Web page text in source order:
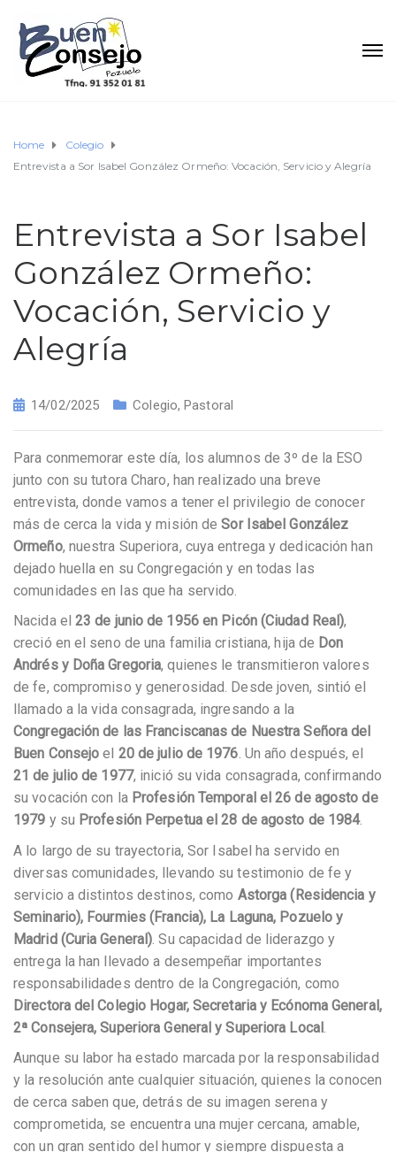
Home
Colegio
Entrevista a Sor Isabel González Ormeño: Vocación, Servicio y Alegría
Entrevista a Sor Isabel
González Ormeño:
Vocación, Servicio y
Alegría
14/02/2025 Colegio,Pastoral
Para conmemorar este día, los alumnos de 3º de la ESO
junto con su tutora Charo, han realizado una breve
entrevista, donde vamos a tener el privilegio de conocer
más de cerca la vida y misión deSor Isabel González
Ormeño, nuestra Superiora, cuya entrega y dedicación han
dejado huella en su Congregación y en todas las
comunidades en las que ha servido.
Nacida el 23 de junio de 1956 en Picón (Ciudad Real),
creció en el seno de una familia cristiana, hija de Don
Andrés y Doña Gregoria, quienes le transmitieron valores
de fe, compromiso y generosidad. Desde joven, sintió el
llamado a la vida consagrada, ingresando a la
Congregación de las Franciscanas de Nuestra Señora del
Buen Consejo el 20 de julio de 1976. Un año después, el
21 de julio de 1977, inició su vida consagrada, confirmando
su vocación con la Profesión Temporal el 26 de agosto de
1979 y su Profesión Perpetua el 28 de agosto de 1984.
A lo largo de su trayectoria, Sor Isabel ha servido en
diversas comunidades, llevando su testimonio de fe y
servicio a distintos destinos, como Astorga (Residencia y
Seminario), Fourmies (Francia), La Laguna, Pozuelo y
Madrid (Curia General) . Su capacidad de liderazgo y
entrega la han llevado a desempeñar importantes
responsabilidades dentro de la Congregación, como
Directora del Colegio Hogar, Secretaria y Ecónoma General,
2ª Consejera, Superiora General y Superiora Local.
Aunque su labor ha estado marcada por la responsabilidad
y la resolución ante cualquier situación, quienes la conocen
de cerca saben que, detrás de su imagen serena y
comprometida, se encuentra una mujer cercana, amable,
con un gran sentido del humor y siempre dispuesta a